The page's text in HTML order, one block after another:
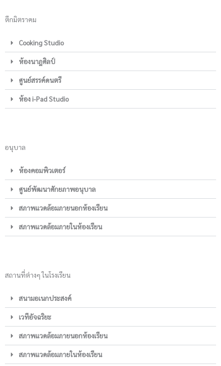
ตึกมิตราคม
Cooking Studio
ห้องนาฎศิลป์
ศูนย์สรรค์ดนตรี
ห้อง i-Pad Studio
อนุบาล
ห้องคอมพิวเตอร์
ศูนย์พัฒนาศักยภาพอนุบาล
สภาพแวดล้อมภายนอกห้องเรียน
สภาพแวดล้อมภายในห้องเรียน
สถานที่ต่างๆ ในโรงเรียน
สนามอเนกประสงค์
เวทีอัจฉริยะ
สภาพแวดล้อมภายนอกห้องเรียน
สภาพแวดล้อมภายในห้องเรียน